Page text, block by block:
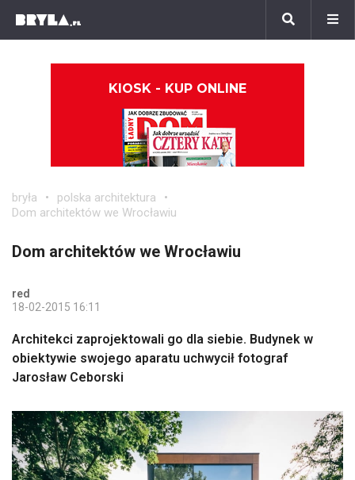
KIOSK - KUP ONLINE
bryła
polska architektura
Dom architektów we Wrocławiu
Dom architektów we Wrocławiu
red
18-02-2015 16:11
Architekci zaprojektowali go dla siebie. Budynek w
obiektywie swojego aparatu uchwycił fotograf
Jarosław Ceborski